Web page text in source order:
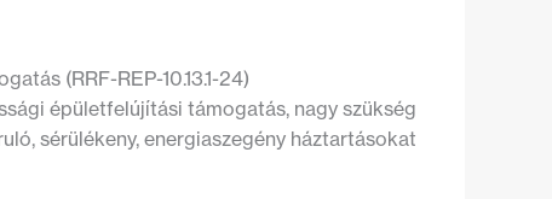
(RRF-REP-10.13.1-24)
épületfelújítási támogatás, nagy szükség
sérülékeny, energiaszegény háztartásokat